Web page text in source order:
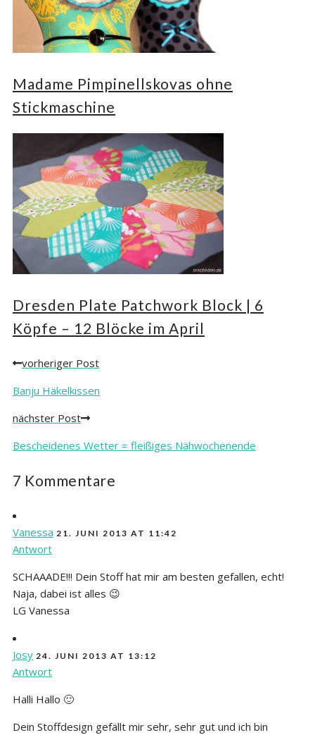
Madame Pimpinellskovas ohne
Stickmaschine
Dresden Plate Patchwork Block | 6
Köpfe – 12 Blöcke im April
Posts
navigation
vorheriger Post
Banju Häkelkissen
nächster Post
Bescheidenes Wetter = fleißiges Nähwochenende
7 Kommentare
Vanessa 21. JUNI 2013 AT 11:42
Antwort
SCHAAADE!!! Dein Stoff hat mir am besten gefallen, echt!
Naja, dabei ist alles 😉
LG Vanessa
Josy 24. JUNI 2013 AT 13:12
Antwort
Halli Hallo 🙂
Dein Stoffdesign gefällt mir sehr, sehr gut und ich bin